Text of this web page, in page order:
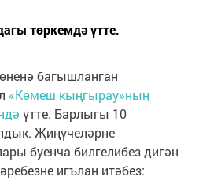
төркемдә үтте.
багышланган
«Көмеш кыңгырау»ның
үтте. Барлыгы 10
Җиңүчеләрне
буенча билгелибез дигән
игълан итәбез: